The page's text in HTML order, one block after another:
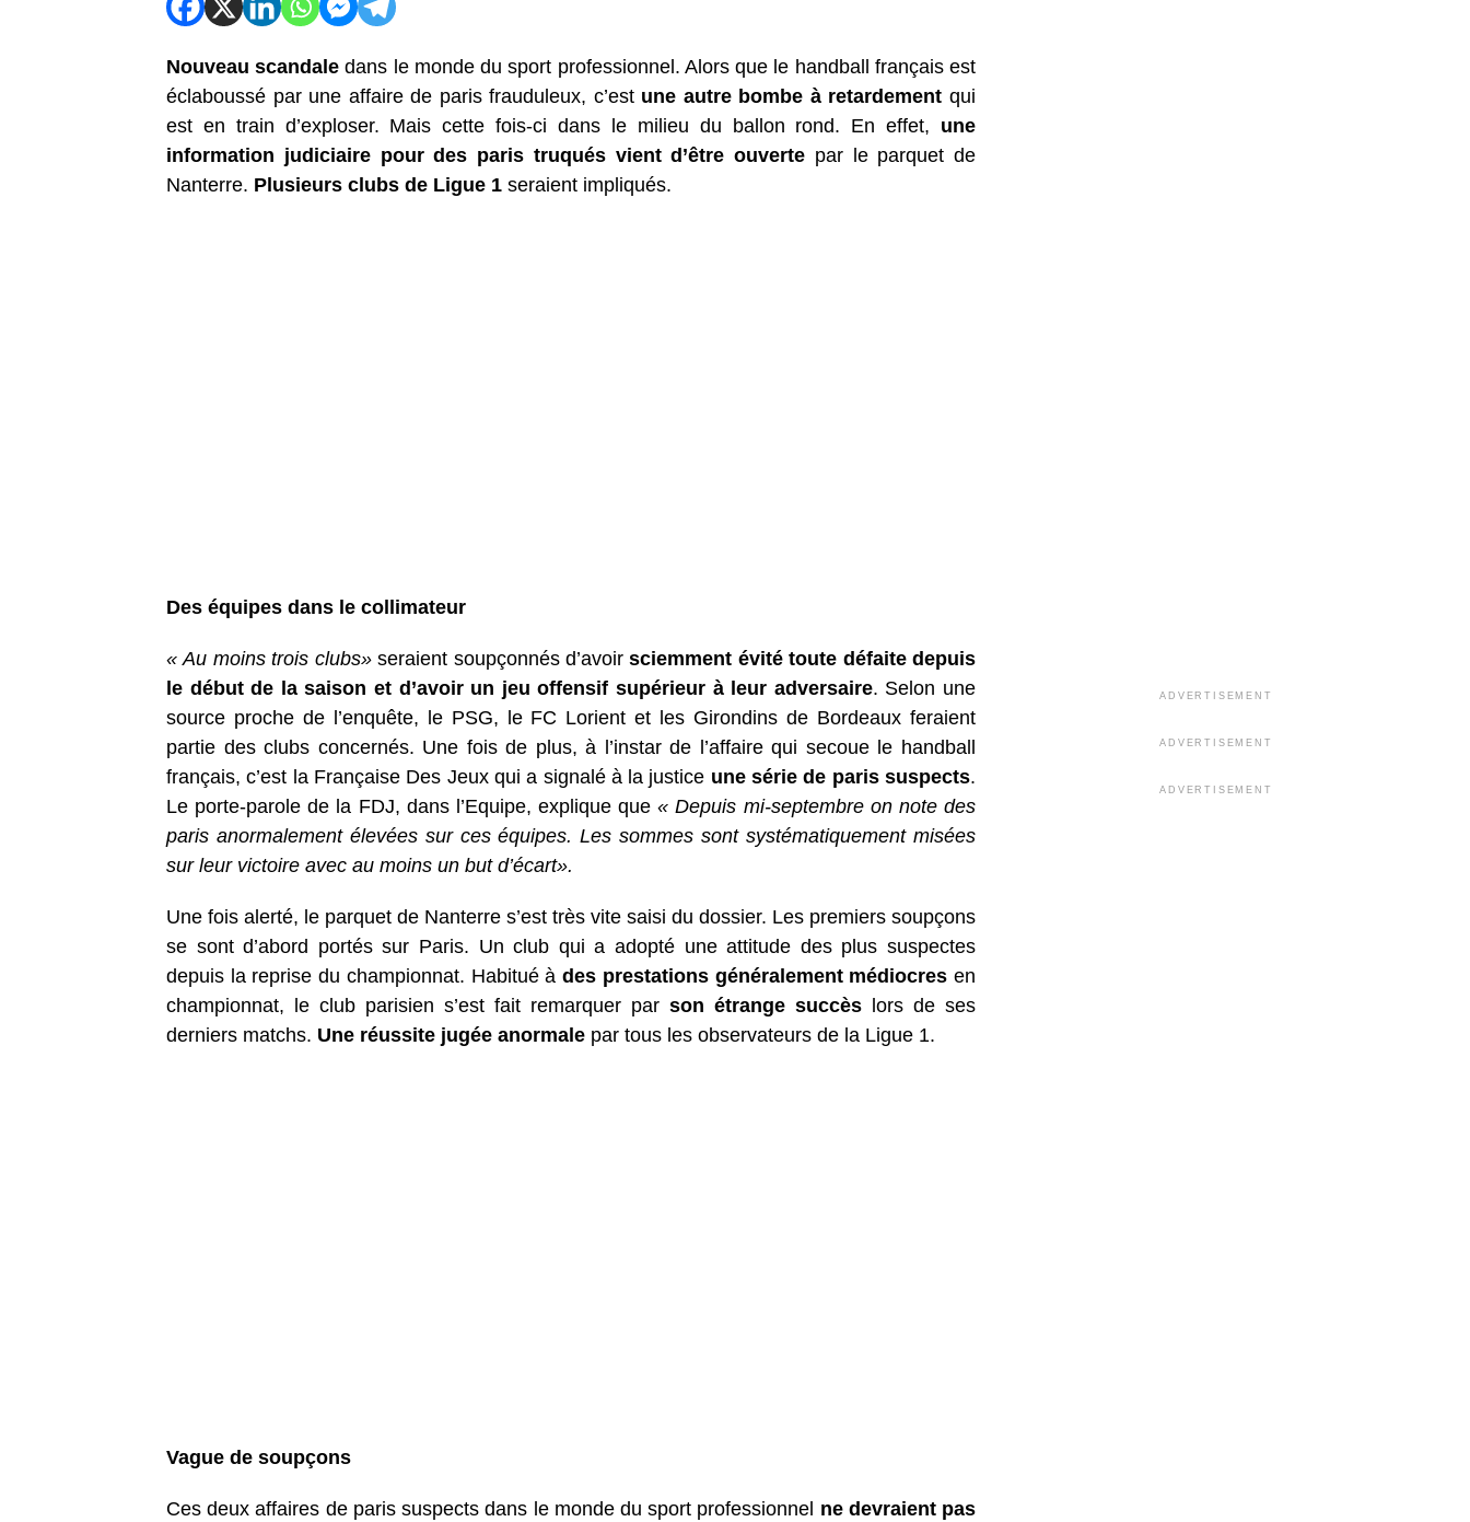
Nouveau scandale dans le monde du sport professionnel. Alors que le handball français est
éclaboussé par une affaire de paris frauduleux, c’est une autre bombe à retardement qui
est en train d’exploser. Mais cette fois-ci dans le milieu du ballon rond. En effet, une
information judiciaire pour des paris truqués vient d’être ouverte par le parquet de
Nanterre. Plusieurs clubs de Ligue 1 seraient impliqués.
Des équipes dans le collimateur
« Au moins trois clubs»seraient soupçonnés d’avoirsciemment évité toute défaite depuis
le début de la saison et d’avoir un jeu offensif supérieur à leur adversaire. Selon une
source proche de l’enquête, le PSG, le FC Lorient et les Girondins de Bordeaux feraient
partie des clubs concernés. Une fois de plus, à l’instar de l’affaire qui secoue le handball
français, c’est la Française Des Jeux qui a signalé à la justice une série de paris suspects.
Le porte-parole de la FDJ, dans l’Equipe, explique que« Depuis mi-septembre on note des
paris anormalement élevées sur ces équipes. Les sommes sont systématiquement misées
sur leur victoire avec au moins un but d’écart».
Une fois alerté, le parquet de Nanterre s’est très vite saisi du dossier. Les premiers soupçons
se sont d’abord portés sur Paris. Un club qui a adopté une attitude des plus suspectes
depuis la reprise du championnat. Habitué àdes prestations généralement médiocres en
championnat, le club parisien s’est fait remarquer par son étrange succès lors de ses
derniers matchs. Une réussite jugée anormale par tous les observateurs de la Ligue 1.
Vague de soupçons
Ces deux affaires de paris suspects dans le monde du sport professionnel ne devraient pas
ADVERTISEMENT
ADVERTISEMENT
ADVERTISEMENT